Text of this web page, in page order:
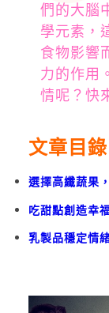
們的大腦
學元素，
食物影響
力的作用
情呢？快
文章目錄
選擇高纖蔬果
吃甜點創造幸
乳製品穩定情